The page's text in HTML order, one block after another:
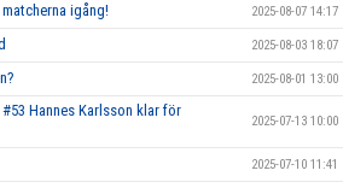
igång! 2025-08-07 14:17
2025-08-03 18:07
2025-08-01 13:00
Hannes Karlsson klar för
2025-07-13 10:00
2025-07-10 11:41